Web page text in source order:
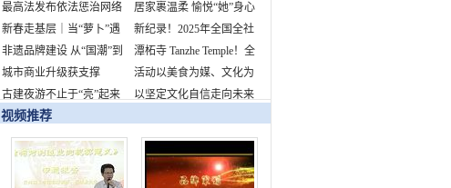
句话，73%的孩子都听过
领美好生活
最高法发布依法惩治网络
暴力典型案例 “柴怼怼”
居家裹温柔 愉悦“她”身心
新春走基层｜当“萝卜”遇
上北京早高峰
新纪录！2025年全国全社
会用电量预计首超10万亿
千瓦时
非遗品牌建设 从“国潮”到
新消费
潭柘寺 Tanzhe Temple！全
新品牌标识发布
城市商业升级获支撑
活动以美食为媒、文化为
桥，全面展现了成都的城
古建夜游不止于“亮”起来
以坚定文化自信走向未来
百年之际
视频推荐